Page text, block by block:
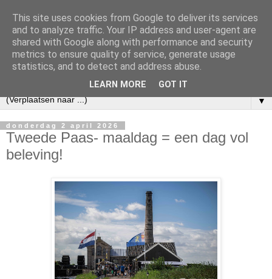
▼
donderdag 2 april 2026
Tweede Paas- maaldag = een dag vol
beleving!
This site uses cookies from Google to deliver its services
and to analyze traffic. Your IP address and user-agent are
shared with Google along with performance and security
metrics to ensure quality of service, generate usage
statistics, and to detect and address abuse.
LEARN MORE GOT IT